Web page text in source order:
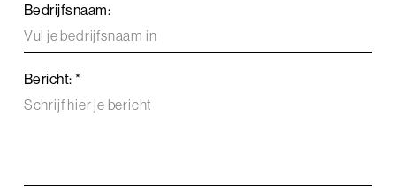
Bedrijfsnaam:
Bericht: *